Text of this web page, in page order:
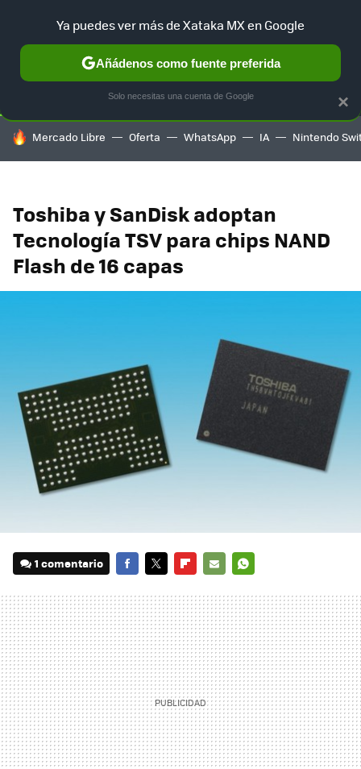
SELECCIÓN GAMING HOME AUTO TERRITORIO
HOY SE HABLA DE
Mercado Libre Oferta WhatsApp IA Nintendo
Toshiba y SanDisk adoptan
Tecnología TSV para chips NAND
Flash de 16 capas
1 comentario
MAIL
×
Ya puedes ver más de Xataka MX en Google
Añádenos como fuente preferida
Solo necesitas una cuenta de Google